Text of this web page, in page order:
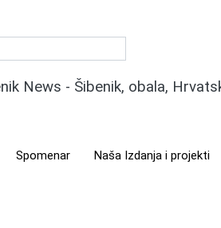
Spomenar Naša Izdanja i projekti